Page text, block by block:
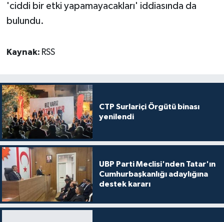
'ciddi bir etki yapamayacakları' iddiasında da
bulundu.
Kaynak: RSS
CTP Surlariçi Örgütü binası
yenilendi
UBP Parti Meclisi'nden Tatar'ın
Cumhurbaşkanlığı adaylığına
destek kararı